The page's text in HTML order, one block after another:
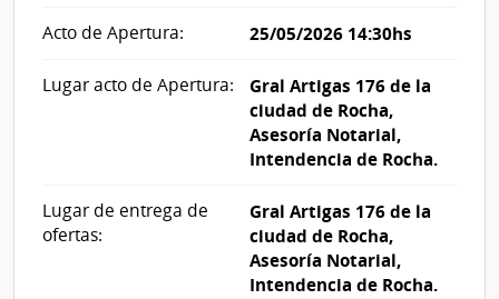
Acto de Apertura: 25/05/2026 14:30hs
Lugar acto de Apertura:
Gral Artigas 176 de la
ciudad de Rocha,
Asesoría Notarial,
Intendencia de Rocha.
Lugar de entrega de
ofertas:
Gral Artigas 176 de la
ciudad de Rocha,
Asesoría Notarial,
Intendencia de Rocha.